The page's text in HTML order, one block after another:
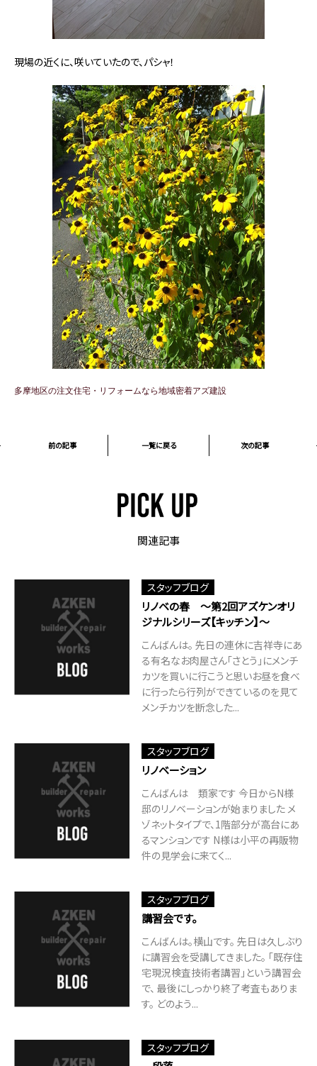
現場の近くに、咲いていたので、パシャ！
多摩地区の注文住宅・リフォームなら地域密着アズ建設
前の記事 一覧に戻る 次の記事
関連記事
スタッフブログ
リノベの春 ～第2回アズケンオリ
ジナルシリーズ【キッチン】～
こんばんは。 先日の連休に吉祥寺にあ
る有名なお肉屋さん「さとう」にメンチ
カツを買いに行こうと思いお昼を食べ
に行ったら行列ができているのを見て
メンチカツを断念した...
スタッフブログ
リノベーション
こんばんは 類家です 今日からN様
邸のリノベーションが始まりました メ
ゾネットタイプで、1階部分が高台にあ
るマンションです N様は小平の再販物
件の見学会に来てく...
スタッフブログ
講習会です。
こんばんは。横山です。 先日は久しぶり
に講習会を受講してきました。 「既存住
宅現況検査技術者講習」という講習会
で、 最後にしっかり終了考査もありま
す。 どのよう...
スタッフブログ